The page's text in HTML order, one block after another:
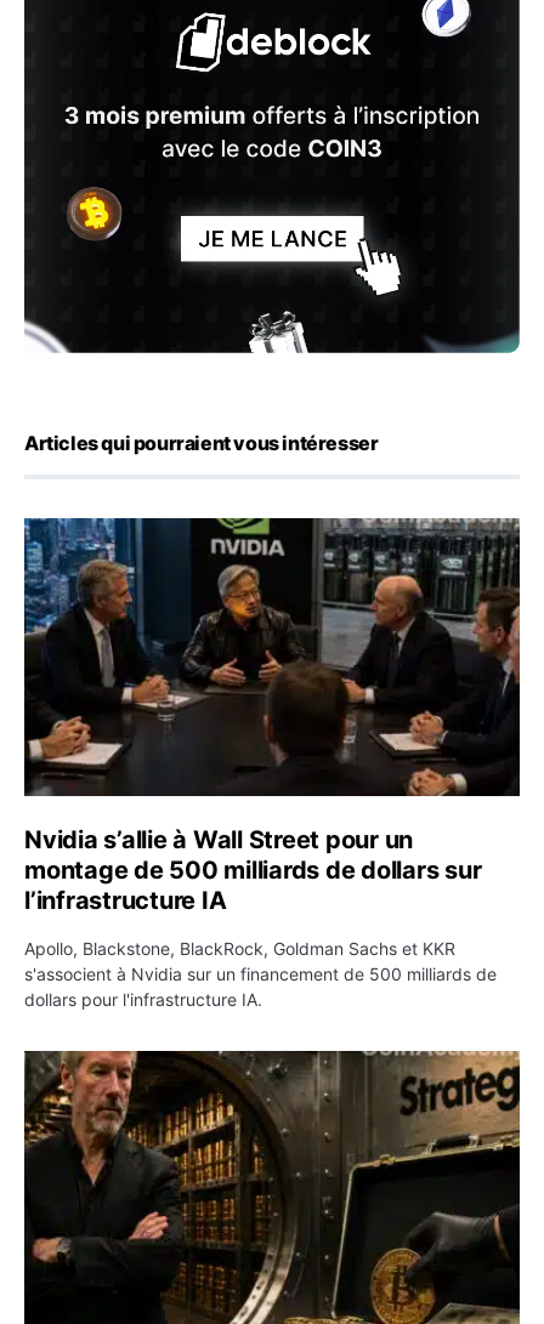
Articles qui pourraient vous intéresser
Nvidia s’allie à Wall Street pour un montage de 500
Nvidia s’allie à Wall Street pour un
montage de 500 milliards de dollars sur
l’infrastructure IA
Apollo, Blackstone, BlackRock, Goldman Sachs et KKR
s'associent à Nvidia sur un financement de 500 milliards de
dollars pour l'infrastructure IA.
Strategy vend encore 1 690 bitcoins et porte sa